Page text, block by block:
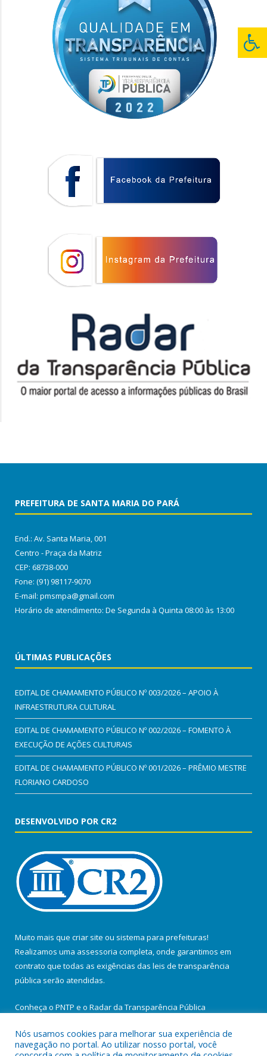
PREFEITURA DE SANTA MARIA DO PARÁ
End.: Av. Santa Maria, 001
Centro - Praça da Matriz
CEP: 68738-000
Fone: (91) 98117-9070
E-mail: pmsmpa@gmail.com
Horário de atendimento: De Segunda à Quinta 08:00 às 13:00
ÚLTIMAS PUBLICAÇÕES
EDITAL DE CHAMAMENTO PÚBLICO Nº 003/2026 – APOIO À
INFRAESTRUTURA CULTURAL
EDITAL DE CHAMAMENTO PÚBLICO Nº 002/2026 – FOMENTO À
EXECUÇÃO DE AÇÕES CULTURAIS
EDITAL DE CHAMAMENTO PÚBLICO Nº 001/2026 – PRÊMIO MESTRE
FLORIANO CARDOSO
DESENVOLVIDO POR CR2
Muito mais que criar site ou sistema para prefeituras!
Realizamos uma assessoria completa, onde garantimos em
contrato que todas as exigências das leis de transparência
pública serão atendidas.
Conheça o PNTP e o Radar da Transparência Pública
Nós usamos cookies para melhorar sua experiência de
navegação no portal. Ao utilizar nosso portal, você